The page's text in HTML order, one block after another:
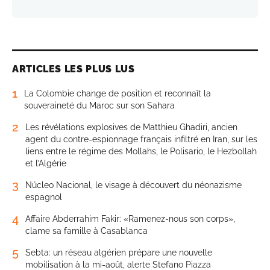
ARTICLES LES PLUS LUS
1
La Colombie change de position et reconnaît la
souveraineté du Maroc sur son Sahara
2
Les révélations explosives de Matthieu Ghadiri, ancien
agent du contre-espionnage français infiltré en Iran, sur les
liens entre le régime des Mollahs, le Polisario, le Hezbollah
et l’Algérie
3
Núcleo Nacional, le visage à découvert du néonazisme
espagnol
4
Affaire Abderrahim Fakir: «Ramenez-nous son corps»,
clame sa famille à Casablanca
5
Sebta: un réseau algérien prépare une nouvelle
mobilisation à la mi-août, alerte Stefano Piazza